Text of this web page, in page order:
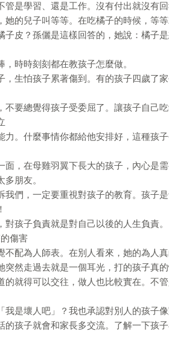
是學習、還是工作。沒有付出就沒有回
她的兒子叫等等。在吃橘子的時候，等等
子皮？孫儷是這樣回答的，她說：橘子
時時刻刻都在教孩子怎麼做。
，生怕孩子累著傷到。有的孩子四歲了
不要總覺得孩子受委屈了。讓孩子自己
力。什麼事情你都給他安排好，這種孩
面，在母雞羽翼下長大的孩子，內心是
朋友。
我們，一定要重視對孩子的教育。孩子
孩子負責就是對自己以後的人生負責。
傷害
不配為人師表。在別人看來，她的為人
然走過去就是一個耳光，打的孩子真的
的就得可以交往，做人也比較實在。不
我是壞人吧」？我也承認對別人的孩子
孩子就會和家長多交流。了解一下孩子